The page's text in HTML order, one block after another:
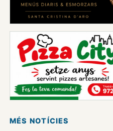
MÉS NOTÍCIES